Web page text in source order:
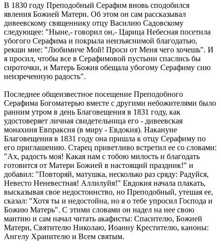
В 1830 году Преподобный Серафим вновь сподобился
явления Божией Матери. Об этом он сам рассказывал
дивеевскому священнику отцу Василию Садовскому
следующее: "Ныне,- говорил он,- Царица Небесная посетила
убогого Серафима и покрыла неизъяснимой благодатью,
рекши мне: "Любимиче Мой! Проси от Меня чего хочешь". И
я просил, чтобы все в Серафимовой пустыни спаслись бы
сироточки, и Матерь Божия обещала убогому Серафиму сию
неизреченную радость".
Последнее общеизвестное посещение Преподобного
Серафима Богоматерью вместе с другими небожителями было
ранним утром в день Благовещения в 1831 году, как
удостоверяет личная свидетельница его - дивеевская
монахиня Евпраксия (в миру - Евдокия). Накануне
Благовещения в 1831 году она пришла к отцу Серафиму по
его приглашению. Старец приветливо встретил ее со словами:
"Ах, радость моя! Какая нам с тобою милость и благодать
готовится от Матери Божией в настоящий праздник!" и
добавил: "Повторяй, матушка, несколько раз сряду: Радуйся,
Невесто Неневестная! Аллилуйя!" Евдокия начала плакать,
высказывая свое недостоинство, но Преподобный, утешая ее,
сказал: "Хотя ты и недостойна, но я о тебе упросил Господа и
Божию Матерь". С этими словами он надел на нее свою
мантию и сам начал читать акафисты: Спасителю, Божией
Матери, Святителю Николаю, Иоанну Крестителю, каноны:
Ангелу Хранителю и Всем святым.